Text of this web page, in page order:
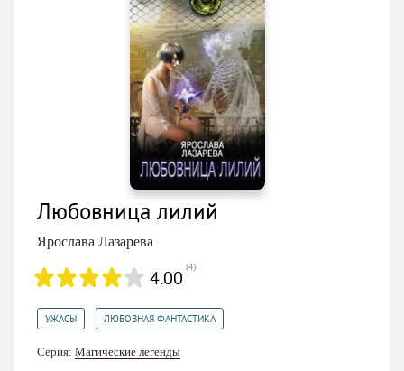
Любовница лилий
Ярослава Лазарева
4.00 (4)
УЖАСЫ ЛЮБОВНАЯ ФАНТАСТИКА
Серия: Магические легенды